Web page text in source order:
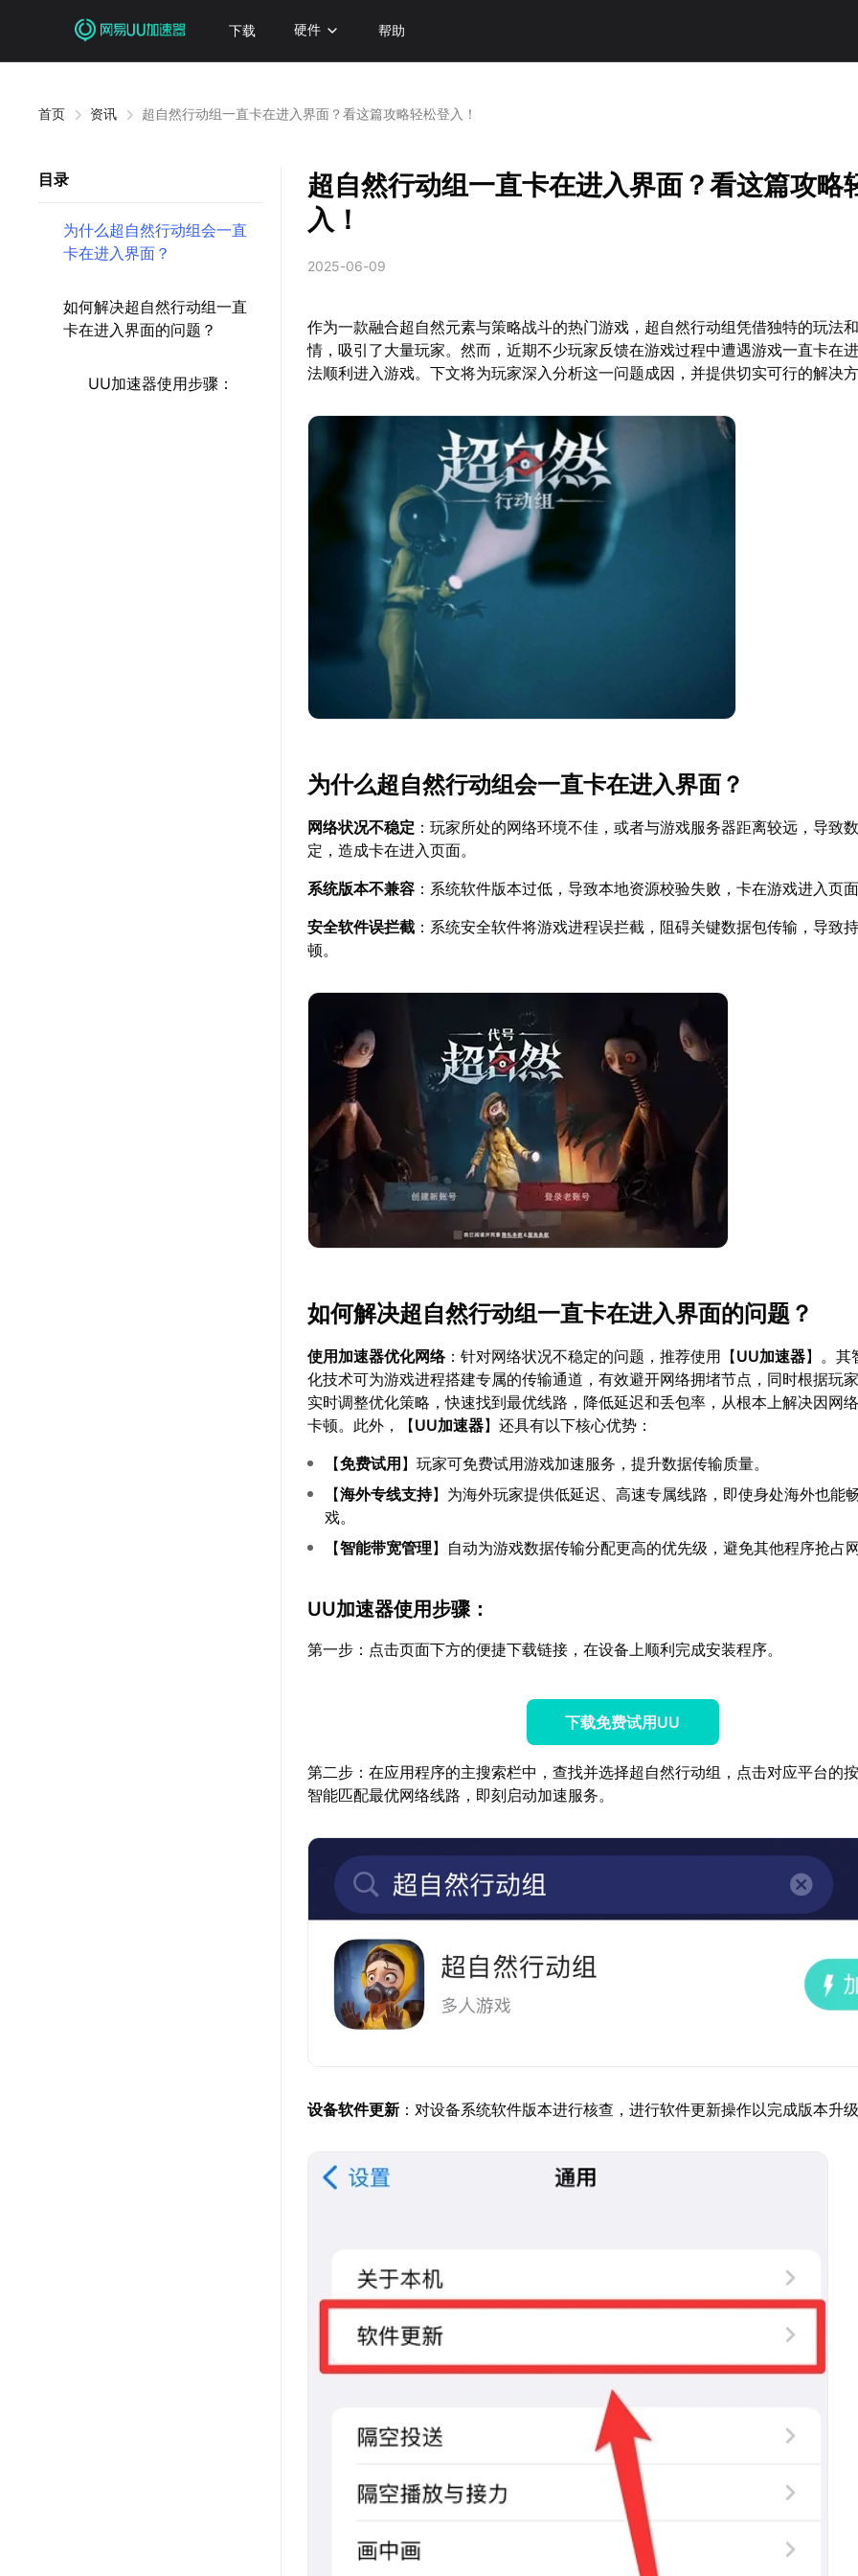
下载 硬件 帮助
首页 资讯 超自然行动组一直卡在进入界面？看这篇攻略轻松登入！
目录
为什么超自然行动组会一直
卡在进入界面？
如何解决超自然行动组一直
卡在进入界面的问题？
UU加速器使用步骤：
超自然行动组一直卡在进入界面？看这篇攻略
入！
2025-06-09
作为一款融合超自然元素与策略战斗的热门游戏，超自然行动组凭借独特的玩法
情，吸引了大量玩家。然而，近期不少玩家反馈在游戏过程中遭遇游戏一直卡在
法顺利进入游戏。下文将为玩家深入分析这一问题成因，并提供切实可行的解决方
为什么超自然行动组会一直卡在进入界面？
网络状况不稳定 ：玩家所处的网络环境不佳，或者与游戏服务器距离较远，导致
定，造成卡在进入页面。
系统版本不兼容 ：系统软件版本过低，导致本地资源校验失败，卡在游戏进入页面
安全软件误拦截 ：系统安全软件将游戏进程误拦截，阻碍关键数据包传输，导致
顿。
如何解决超自然行动组一直卡在进入界面的问题？
使用加速器优化网络：针对网络状况不稳定的问题，推荐使用【UU加速器】。其
化技术可为游戏进程搭建专属的传输通道，有效避开网络拥堵节点，同时根据玩
实时调整优化策略，快速找到最优线路，降低延迟和丢包率，从根本上解决因网
卡顿。此外，【UU加速器】还具有以下核心优势：
【免费试用 】玩家可免费试用游戏加速服务，提升数据传输质量。
【海外专线支持】为海外玩家提供低延迟、高速专属线路，即使身处海外也能
戏。
【智能带宽管理】自动为游戏数据传输分配更高的优先级，避免其他程序抢占网
UU加速器使用步骤：
第一步：点击页面下方的便捷下载链接，在设备上顺利完成安装程序。
下载免费试用UU
第二步：在应用程序的主搜索栏中，查找并选择超自然行动组，点击对应平台的
智能匹配最优网络线路，即刻启动加速服务。
设备软件更新 ：对设备系统软件版本进行核查，进行软件更新操作以完成版本升级